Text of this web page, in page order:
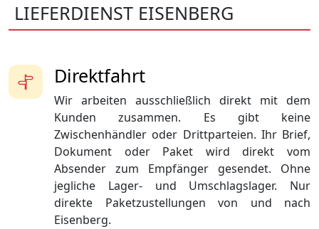
LIEFERDIENST EISENBERG
Direktfahrt
Wir arbeiten ausschließlich direkt mit dem
Kunden zusammen. Es gibt keine
Zwischenhändler oder Drittparteien. Ihr Brief,
Dokument oder Paket wird direkt vom
Absender zum Empfänger gesendet. Ohne
jegliche Lager- und Umschlagslager. Nur
direkte Paketzustellungen von und nach
Eisenberg.